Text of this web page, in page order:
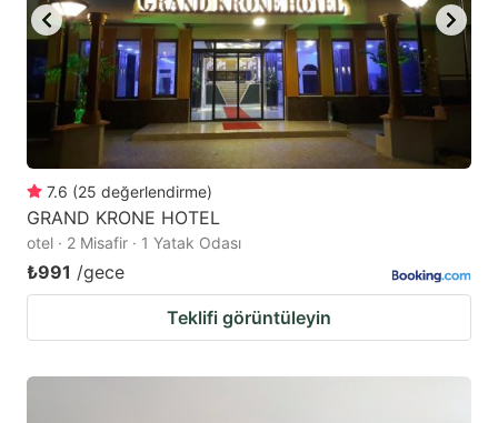
7.6 (25 değerlendirme)
GRAND KRONE HOTEL
otel · 2 Misafir · 1 Yatak Odası
₺991 /gece
Teklifi görüntüleyin